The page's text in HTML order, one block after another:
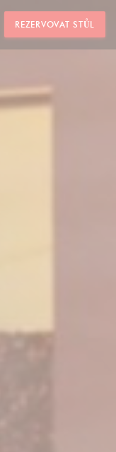
REZERVOVAT STŮL